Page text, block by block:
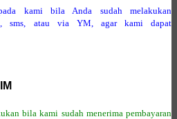
kami bila Anda sudah melakukan
sms, atau via YM, agar kami dapat
bila kami sudah menerima pembayaran